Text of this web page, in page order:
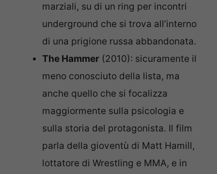
marziali, su di un ring per incontri
underground che si trova all’interno
di una prigione russa abbandonata.
The Hammer (2010): sicuramente il
meno conosciuto della lista, ma
anche quello che si focalizza
maggiormente sulla psicologia e
sulla storia del protagonista. Il film
parla della gioventù di Matt Hamill,
lottatore di Wrestling e MMA, e in